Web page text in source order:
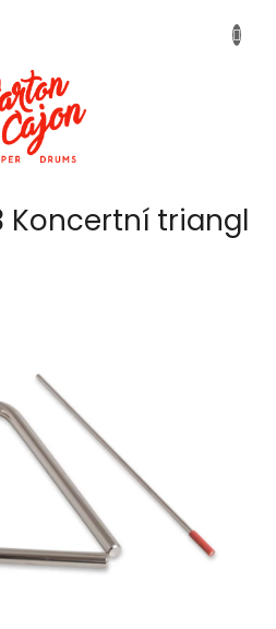
Koncertní triangl